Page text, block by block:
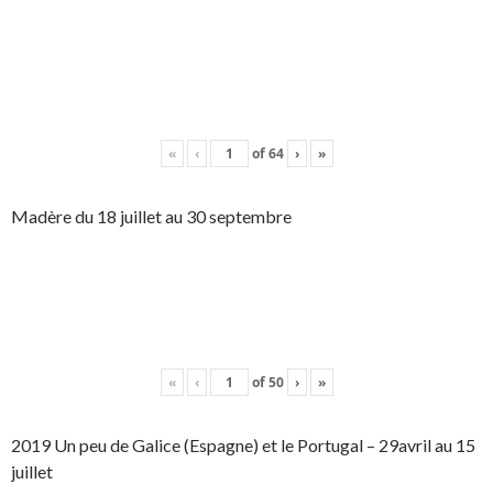
« ‹ of64 › »
Madère du 18 juillet au 30 septembre
« ‹ of50 › »
2019 Un peu de Galice (Espagne) et le Portugal – 29avril au 15
juillet